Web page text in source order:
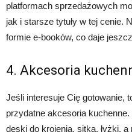
platformach sprzedażowych
jak i starsze tytuły w tej cenie.
formie e-booków, co daje
4. Akcesoria
Jeśli interesuje Cię gotowanie,
przydatne akcesoria
deski do krojenia, sitka, łyżki,